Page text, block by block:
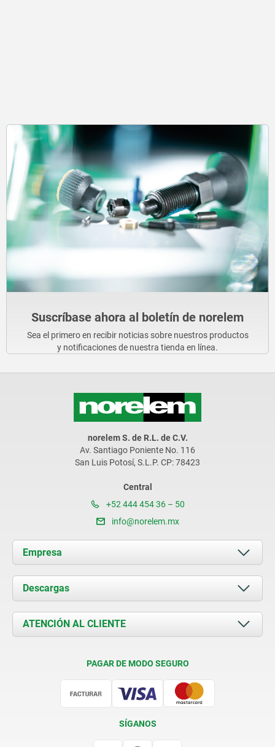
Suscríbase ahora al boletín de norelem
Sea el primero en recibir noticias sobre nuestros productos
y notificaciones de nuestra tienda en línea.
norelem S. de R.L. de C.V.
Av. Santiago Poniente No. 116
San Luis Potosí, S.L.P. CP: 78423
Central
+52 444 454 36 – 50
info@norelem.mx
Empresa
Acerca de nosotros
Novedades
Contacto
Descargas
Documents
ATENCIÓN AL CLIENTE
PAGAR DE MODO SEGURO
SÍGANOS